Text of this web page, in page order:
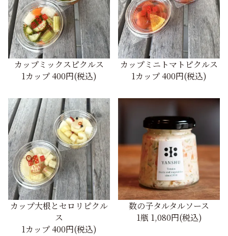
カップミックスピクルス
1カップ400円(税込)
カップミニトマトピクルス
1カップ400円(税込)
カップ大根とセロリピクル
ス
1カップ400円(税込)
数の子タルタルソース
1瓶 1,080円(税込)